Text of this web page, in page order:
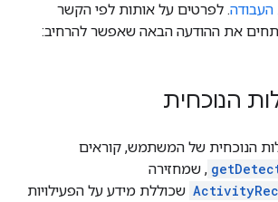
. לפרטים על אותות לפי הקשר
את ההודעה הבאה שאפשר להרחיב:
הנוכחית
הנוכחית של המשתמש, קוראים
, שמחזירה
שכוללת מידע על הפעילויות